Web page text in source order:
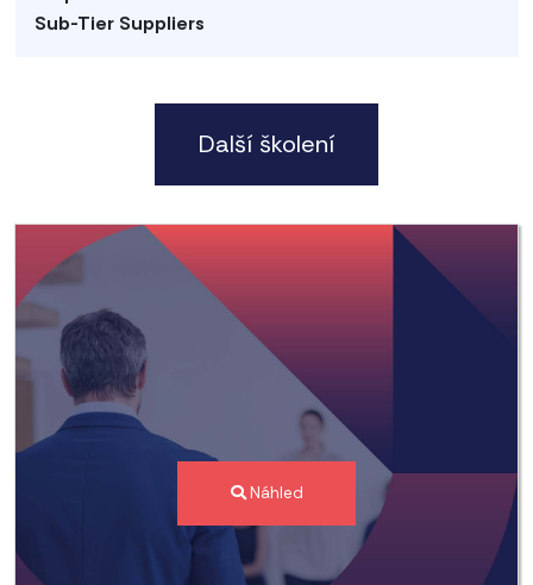
Sub-Tier Suppliers
Další školení
Náhled